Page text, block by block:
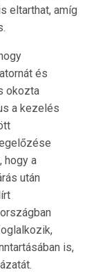
eltarthat, amíg
és
okozta
a kezelés
hogy a
után
is,